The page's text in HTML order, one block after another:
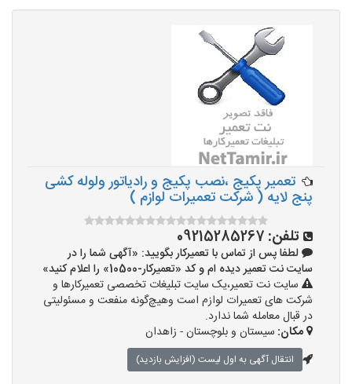
تعمیر پکیج ،نصب پکیج و رادیاتور ولوله کشی
پنج لایه ( شرکت تعمیرات لوازم )
تلفن: 09215285267
لطفا پس از تماس با تعمیرکار بگویید: «آگهی شما را در
سایت نت تعمیر دیده ام و کد «تعمیرکار-10500» را اعلام کنید»
سایت نت تعمیر،یک سایت تبلیغات تخصصی تعمیرکارها و
شرکت های تعمیرات لوازم است وهیچ‌گونه منفعت و مسئولیتی
در قبال معامله شما ندارد.
مکان: سیستان و بلوچستان - زاهدان
انتقال آگهی به اول لیست (افزایش بازدید)